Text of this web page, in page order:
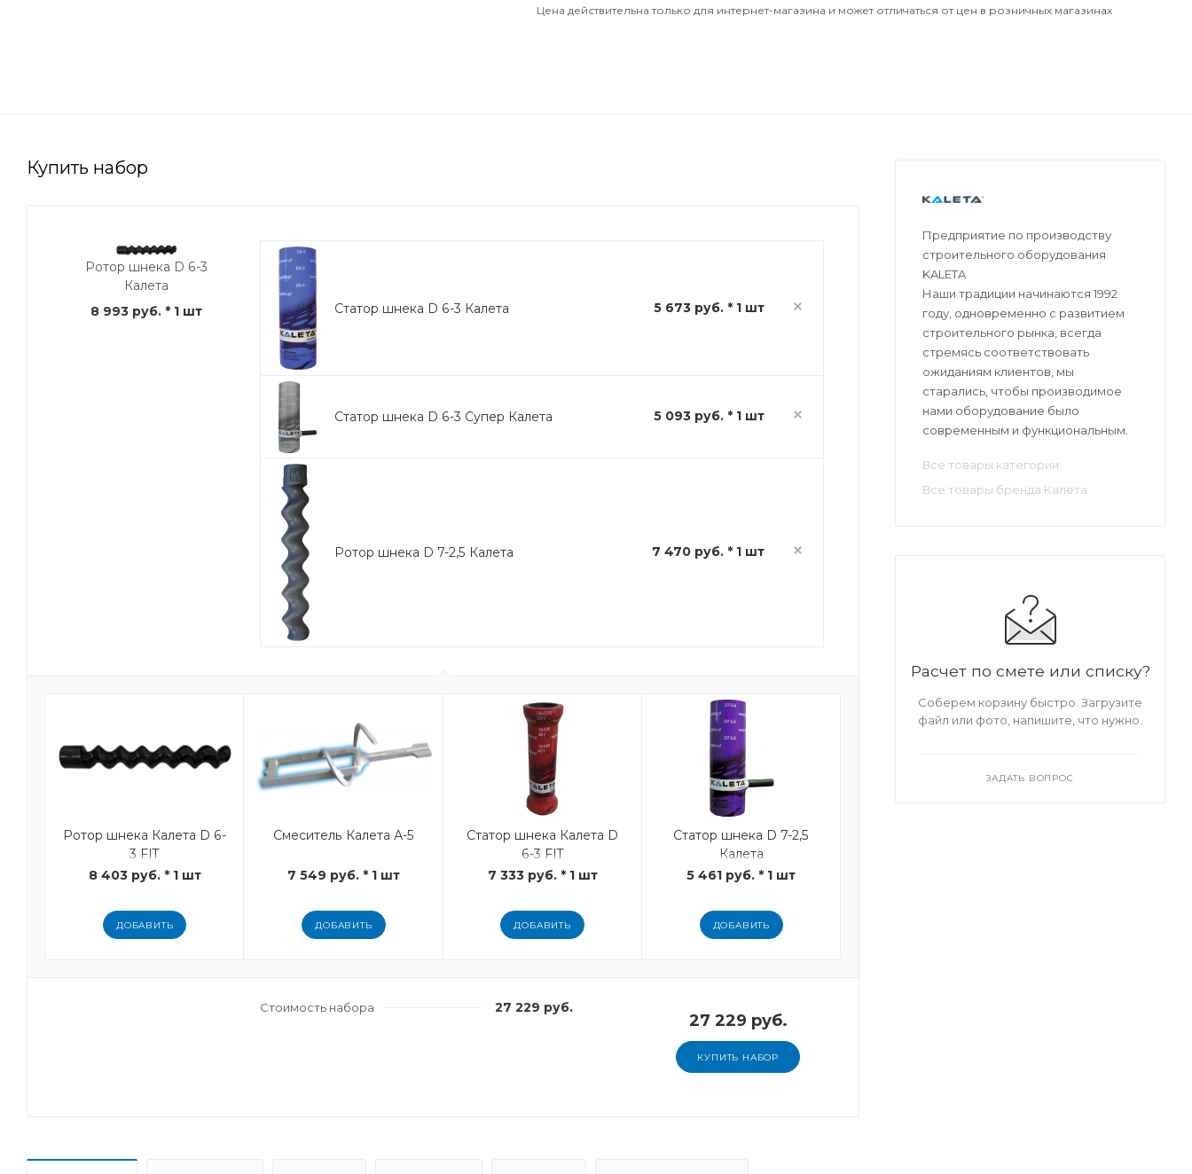
Цена действительна только для интернет-магазина и может отличаться от цен в розничных магазинах
Купить набор
Ротор шнека D 6-3
Калета
8 993 руб. * 1 шт Статор шнека D 6-3 Калета 5 673 руб. * 1 шт
Статор шнека D 6-3 Супер Калета 5 093 руб. * 1 шт
Ротор шнека D 7-2,5 Калета 7 470 руб. * 1 шт
Ротор шнека Калета D 6-
3 FIT
8 403 руб. * 1 шт
ДОБАВИТЬ
Смеситель Калета А-5
7 549 руб. * 1 шт
ДОБАВИТЬ
Статор шнека Калета D
6-3 FIT
7 333 руб. * 1 шт
ДОБАВИТЬ
Статор шнека D 7-2,5
Калета
5 461 руб. * 1 шт
ДОБАВИТЬ
Стоимость набора 27 229 руб.
27 229 руб.
КУПИТЬ НАБОР
Предприятие по производству
строительного оборудования
KALETA
Наши традиции начинаются 1992
году, одновременно с развитием
строительного рынка, всегда
стремясь соответствовать
ожиданиям клиентов, мы
старались, чтобы производимое
нами оборудование было
современным и функциональным.
Все товары категории
Все товары бренда Калета
Расчет по смете или списку?
Соберем корзину быстро. Загрузите
файл или фото, напишите, что нужно.
ЗАДАТЬ ВОПРОС